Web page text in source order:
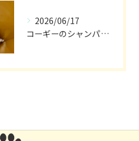
2026/06/17
コーギーのシャンパン🥂